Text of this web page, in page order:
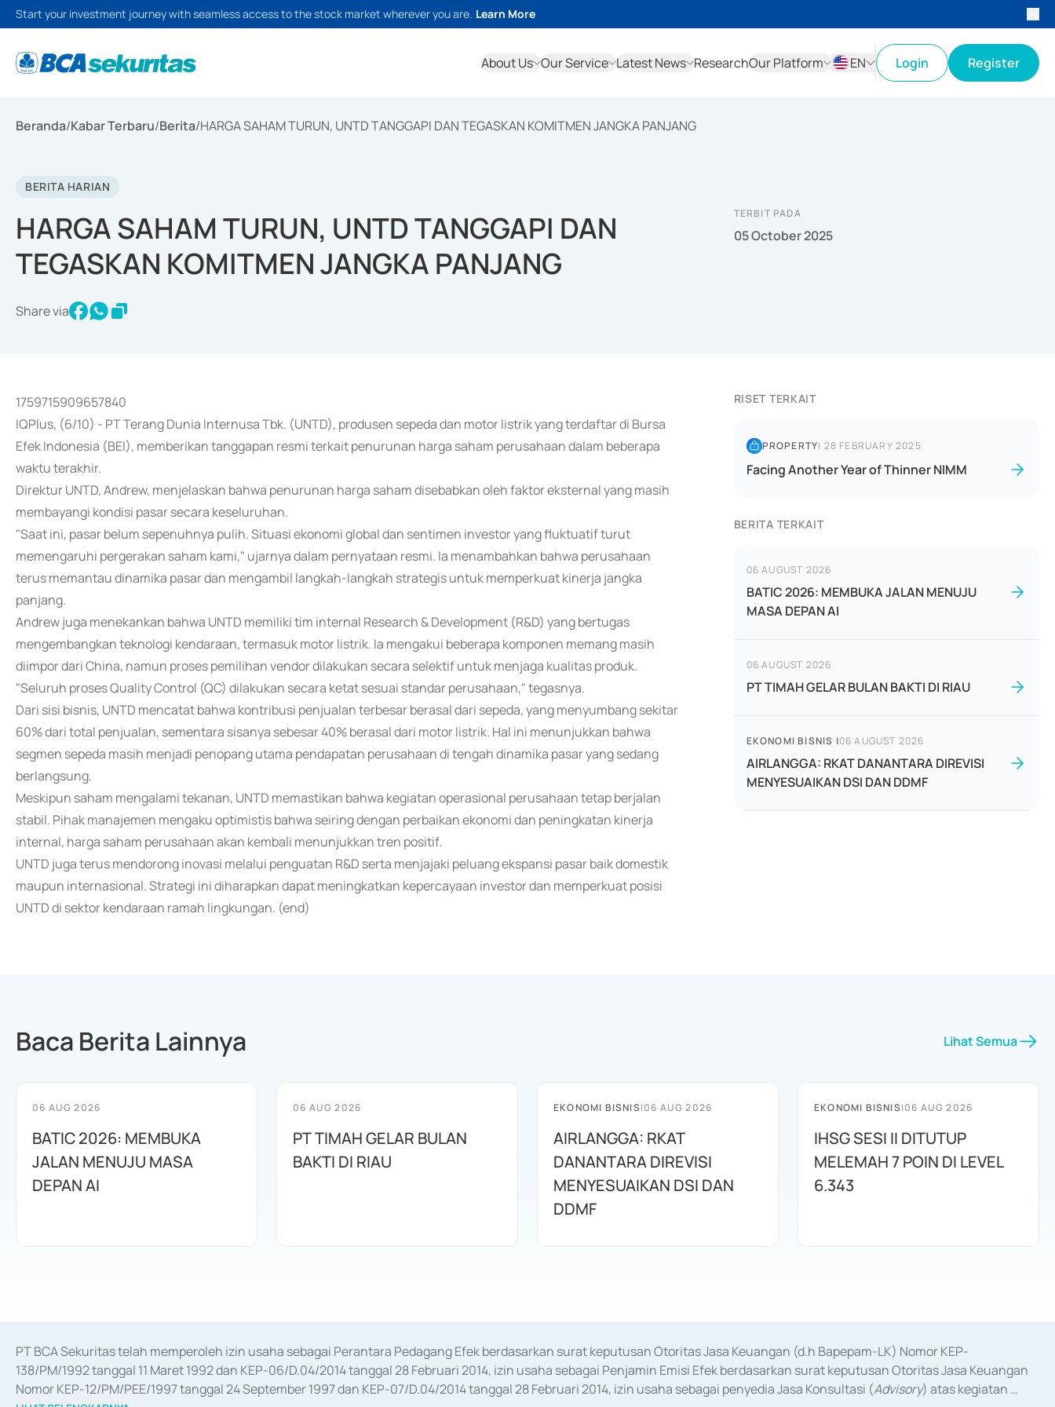
Start your investment journey with seamless access to the stock market wherever you are. Learn More
About Us Our Service Latest News ResearchOur Platform
EN
Login Register
Beranda/Kabar Terbaru/Berita/HARGA SAHAM TURUN, UNTD TANGGAPI DAN TEGASKAN KOMITMEN JANGKA PANJANG
BERITA HARIAN
HARGA SAHAM TURUN, UNTD TANGGAPI DAN
TEGASKAN KOMITMEN JANGKA PANJANG
Share via
TERBIT PADA
05 October 2025
1759715909657840
IQPlus, (6/10) - PT Terang Dunia Internusa Tbk. (UNTD), produsen sepeda dan motor listrik yang terdaftar di Bursa
Efek Indonesia (BEI), memberikan tanggapan resmi terkait penurunan harga saham perusahaan dalam beberapa
waktu terakhir.
Direktur UNTD, Andrew, menjelaskan bahwa penurunan harga saham disebabkan oleh faktor eksternal yang masih
membayangi kondisi pasar secara keseluruhan.
"Saat ini, pasar belum sepenuhnya pulih. Situasi ekonomi global dan sentimen investor yang fluktuatif turut
memengaruhi pergerakan saham kami," ujarnya dalam pernyataan resmi. Ia menambahkan bahwa perusahaan
terus memantau dinamika pasar dan mengambil langkah-langkah strategis untuk memperkuat kinerja jangka
panjang.
Andrew juga menekankan bahwa UNTD memiliki tim internal Research & Development (R&D) yang bertugas
mengembangkan teknologi kendaraan, termasuk motor listrik. Ia mengakui beberapa komponen memang masih
diimpor dari China, namun proses pemilihan vendor dilakukan secara selektif untuk menjaga kualitas produk.
"Seluruh proses Quality Control (QC) dilakukan secara ketat sesuai standar perusahaan," tegasnya.
Dari sisi bisnis, UNTD mencatat bahwa kontribusi penjualan terbesar berasal dari sepeda, yang menyumbang sekitar
60% dari total penjualan, sementara sisanya sebesar 40% berasal dari motor listrik. Hal ini menunjukkan bahwa
segmen sepeda masih menjadi penopang utama pendapatan perusahaan di tengah dinamika pasar yang sedang
berlangsung.
Meskipun saham mengalami tekanan, UNTD memastikan bahwa kegiatan operasional perusahaan tetap berjalan
stabil. Pihak manajemen mengaku optimistis bahwa seiring dengan perbaikan ekonomi dan peningkatan kinerja
internal, harga saham perusahaan akan kembali menunjukkan tren positif.
UNTD juga terus mendorong inovasi melalui penguatan R&D serta menjajaki peluang ekspansi pasar baik domestik
maupun internasional. Strategi ini diharapkan dapat meningkatkan kepercayaan investor dan memperkuat posisi
UNTD di sektor kendaraan ramah lingkungan. (end)
RISET TERKAIT
PROPERTY| 28 FEBRUARY 2025
Facing Another Year of Thinner NIMM
BERITA TERKAIT
06 AUGUST 2026
BATIC 2026: MEMBUKA JALAN MENUJU
MASA DEPAN AI
06 AUGUST 2026
PT TIMAH GELAR BULAN BAKTI DI RIAU
EKONOMI BISNIS |06 AUGUST 2026
AIRLANGGA: RKAT DANANTARA DIREVISI
MENYESUAIKAN DSI DAN DDMF
Baca Berita Lainnya Lihat Semua
06 AUG 2026
BATIC 2026: MEMBUKA
JALAN MENUJU MASA
DEPAN AI
06 AUG 2026
PT TIMAH GELAR BULAN
BAKTI DI RIAU
EKONOMI BISNIS|06 AUG 2026
AIRLANGGA: RKAT
DANANTARA DIREVISI
MENYESUAIKAN DSI DAN
DDMF
EKONOMI BISNIS|06 AUG 2026
IHSG SESI II DITUTUP
MELEMAH 7 POIN DI LEVEL
6.343
PT BCA Sekuritas telah memperoleh izin usaha sebagai Perantara Pedagang Efek berdasarkan surat keputusan Otoritas Jasa Keuangan (d.h Bapepam-LK) Nomor KEP-
138/PM/1992 tanggal 11 Maret 1992 dan KEP-06/D.04/2014 tanggal 28 Februari 2014, izin usaha sebagai Penjamin Emisi Efek berdasarkan surat keputusan Otoritas Jasa Keuangan
Nomor KEP-12/PM/PEE/1997 tanggal 24 September 1997 dan KEP-07/D.04/2014 tanggal 28 Februari 2014, izin usaha sebagai penyedia Jasa Konsultasi (Advisory) atas kegiatan